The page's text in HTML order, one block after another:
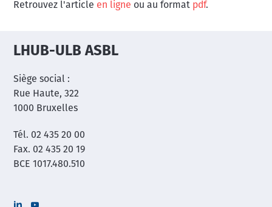
Retrouvez l'article en ligne ou au format pdf.
LHUB-ULB ASBL
Siège social :
Rue Haute, 322
1000 Bruxelles
Tél. 02 435 20 00
Fax. 02 435 20 19
BCE 1017.480.510